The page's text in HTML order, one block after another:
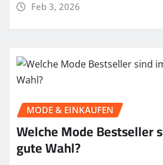
Feb 3, 2026
MODE & EINKAUFEN
Welche Mode Bestseller
gute Wahl?